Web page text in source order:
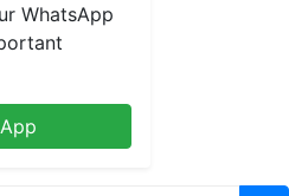
WhatsApp